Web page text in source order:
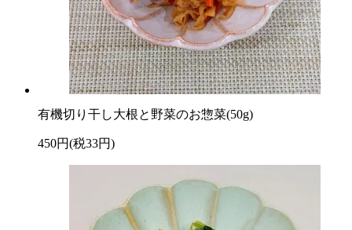
有機切り干し大根と野菜のお惣菜(50g)
450円(税33円)